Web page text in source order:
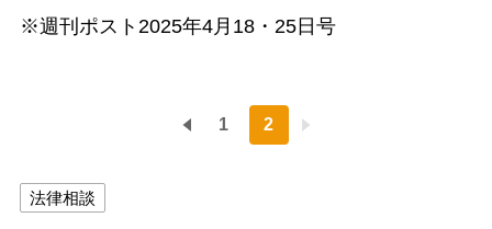
※週刊ポスト2025年4月18・25日号
1 2
法律相談